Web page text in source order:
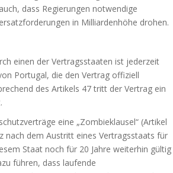
dass Regierungen notwendige
in Milliardenhöhe drohen.
einen der Vertragsstaaten ist jederzeit
Portugal, die den Vertrag offiziell
des Artikels 47 tritt der Vertrag ein
eine „Zombieklausel“ (Artikel
nach dem Austritt eines Vertragsstaats für
Staat noch für 20 Jahre weiterhin gültig
führen, dass laufende